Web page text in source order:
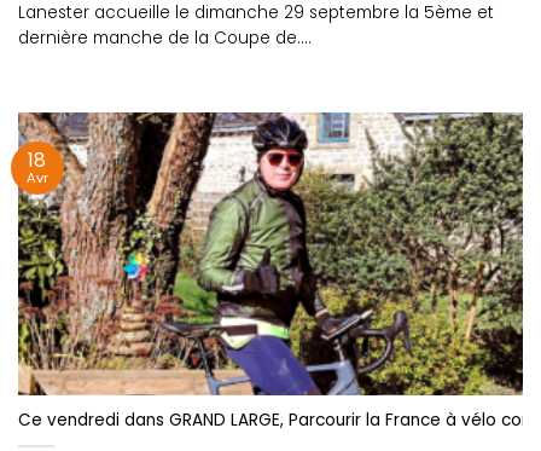
Lanester accueille le dimanche 29 septembre la 5ème et
dernière manche de la Coupe de....
Ce vendredi dans GRAND LARGE, Parcourir la France à vélo
18
Avr